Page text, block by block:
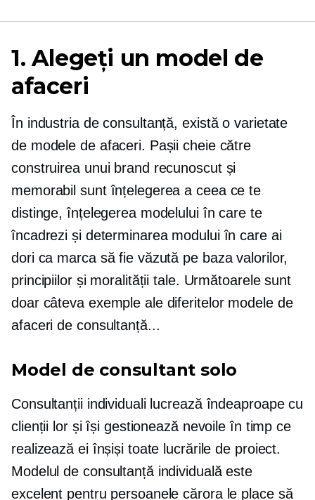
1. Alegeți un model de
afaceri
În industria de consultanță, există o varietate
de modele de afaceri. Pașii cheie către
construirea unui brand recunoscut și
memorabil sunt înțelegerea a ceea ce te
distinge, înțelegerea modelului în care te
încadrezi și determinarea modului în care ai
dori ca marca să fie văzută pe baza valorilor,
principiilor și moralității tale. Următoarele sunt
doar câteva exemple ale diferitelor modele de
afaceri de consultanță...
Model de consultant solo
Consultanții individuali lucrează îndeaproape cu
clienții lor și își gestionează nevoile în timp ce
realizează ei înșiși toate lucrările de proiect.
Modelul de consultanță individuală este
excelent pentru persoanele cărora le place să